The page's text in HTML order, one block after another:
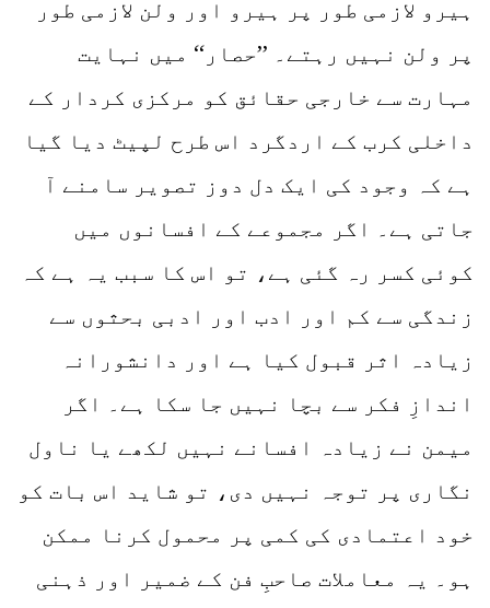
ہیرو لازمی طور پر ہیرو اور ولن لازمی طور
پر ولن نہیں رہتے۔ ’’حصار‘‘ میں نہایت
مہارت سے خارجی حقائق کو مرکزی کردار کے
داخلی کرب کے اردگرد اس طرح لپیٹ دیا گیا
ہے کہ وجود کی ایک دل دوز تصویر سامنے آ
جاتی ہے۔ اگر مجموعے کے افسانوں میں
کوئی کسر رہ گئی ہے، تو اس کا سبب یہ ہے کہ
زندگی سے کم اور ادب اور ادبی بحثوں سے
زیادہ اثر قبول کیا ہے اور دانشورانہ
اندازِ فکر سے بچا نہیں جا سکا ہے۔ اگر
میمن نے زیادہ افسانے نہیں لکھے یا ناول
نگاری پر توجہ نہیں دی، تو شاید اس بات کو
خود اعتمادی کی کمی پر محمول کرنا ممکن
ہو۔ یہ معاملات صاحبِ فن کے ضمیر اور ذہنی